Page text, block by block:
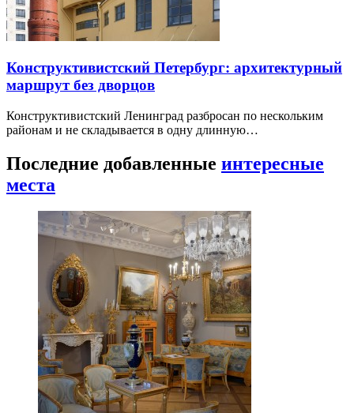
Конструктивистский Петербург: архитектурный
маршрут без дворцов
Конструктивистский Ленинград разбросан по нескольким
районам и не складывается в одну длинную…
Последние добавленные интересные
места